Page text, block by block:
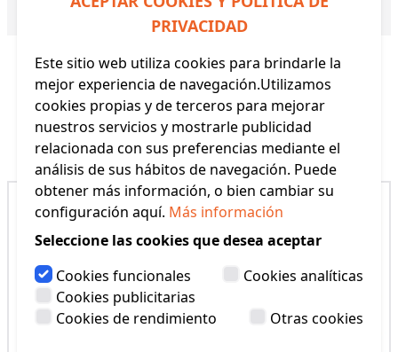
Referencia:36406 YM
Productos Relacionados
PRIVACIDAD
Este sitio web utiliza cookies para brindarle la
mejor experiencia de navegación.Utilizamos
cookies propias y de terceros para mejorar
nuestros servicios y mostrarle publicidad
relacionada con sus preferencias mediante el
análisis de sus hábitos de navegación. Puede
obtener más información, o bien cambiar su
configuración aquí. Más información
Seleccione las cookies que desea aceptar
Cookies funcionales
Cookies analíticas
Cookies publicitarias
Cookies de rendimiento
Otras cookies